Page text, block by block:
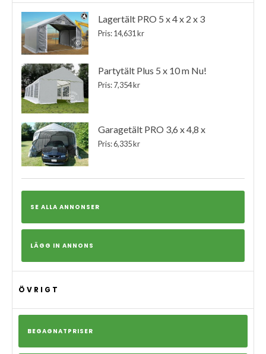
Lagertält PRO 5 x 4 x 2 x 3
Pris: 14,631 kr
Partytält Plus 5 x 10 m Nu!
Pris: 7,354 kr
Garagetält PRO 3,6 x 4,8 x
Pris: 6,335 kr
SE ALLA ANNONSER
LÄGG IN ANNONS
ÖVRIGT
BEGAGNATPRISER